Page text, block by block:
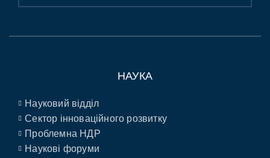
НАУКА
Науковий відділ
Сектор інноваційного розвитку
Проблемна НДР
Наукові форуми